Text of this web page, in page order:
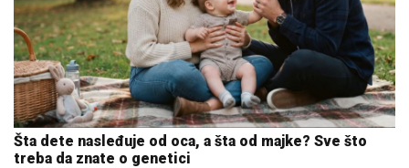
Šta dete nasleđuje od oca, a šta od majke? Sve što
treba da znate o genetici